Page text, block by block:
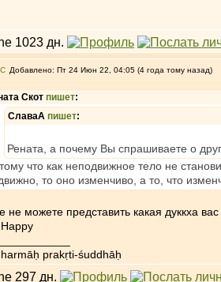
Добавлено: Пт 24 Июн 22, 04:05 (4 года тому назад)
Скот пишет:
СлаваА пишет:
Рената, а почему Вы спрашиваете о
что как неподвижное тело не
то оно изменчиво, а то, что
не можете представить какая дуккха
prakṛti-śuddhāḥ